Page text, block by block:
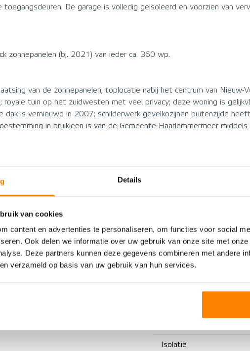
Details
van cookies
content en advertenties te personaliseren, om functies voor social
Ook delen we informatie over uw gebruik van onze site met
Deze partners kunnen deze gegevens combineren met andere
verzameld op basis van uw gebruik van hun services.
De garage is volledig geisoleerd en voorzien van
zonnepanelen (bj. 2021) van ieder ca. 360 wp.
van de zonnepanelen; toplocatie nabij het centrum van Nieuw-
royale tuin op het zuidwesten met veel privacy; deze woning is
is vernieuwd in 2007; schilderwerk gevelkozijnen buitenzijde
in bruikleen is van de Gemeente Haarlemmermeer
Bungalow
VRIJSTAANDE WONING
Voorzieningen
Isolatie